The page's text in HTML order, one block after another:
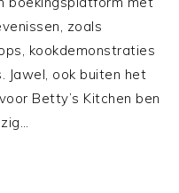
zoals
kookdemonstraties
Jawel, ook buiten het
Betty’s Kitchen ben